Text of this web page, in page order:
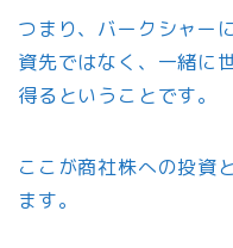
つまり、バークシャー
資先ではなく、一緒に
得るということです。
ここが商社株への投資
ます。